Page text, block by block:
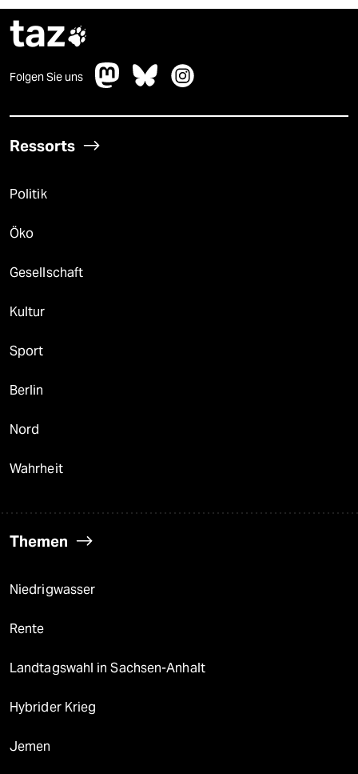
taz
Folgen Sie uns
Ressorts
Politik
Öko
Gesellschaft
Kultur
Sport
Berlin
Nord
Wahrheit
Themen
Niedrigwasser
Rente
Landtagswahl in Sachsen-Anhalt
Hybrider Krieg
Jemen